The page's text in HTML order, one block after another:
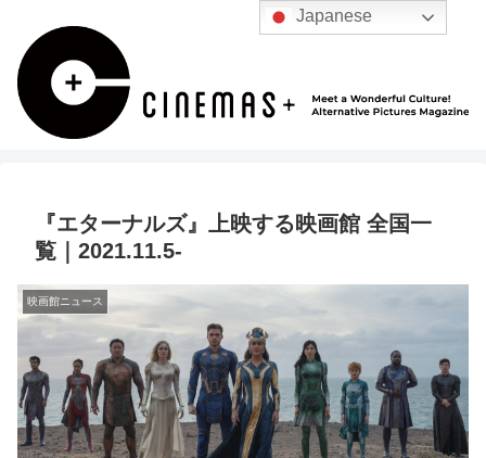
『エターナルズ』上映する映画館 全国一
覧｜2021.11.5-
映画館ニュース
Japanese